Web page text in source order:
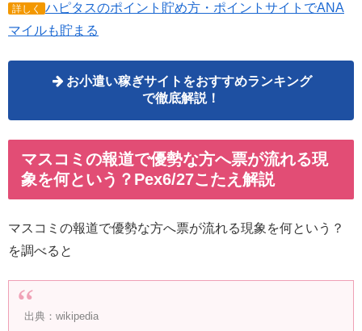
詳しく
ハピタスのポイント貯め方・ポイントサイトでANA
マイルも貯まる
お小遣い稼ぎサイトをおすすめランキング
で徹底解説！
マスコミの報道で優勢な方へ票が流れる現
象を何という？Pex6/27こたえ解説
マスコミの報道で優勢な方へ票が流れる現象を何という？
を調べると
出典：wikipedia